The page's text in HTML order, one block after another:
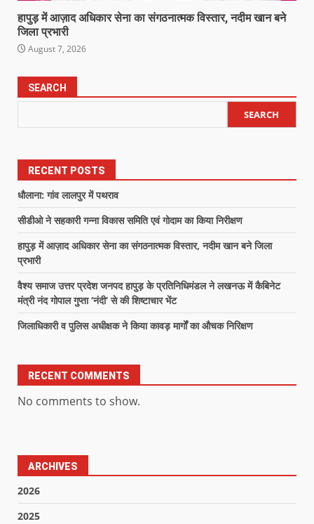
हापुड़ में आज़ाद अधिकार सेना का संगठनात्मक विस्तार, नदीम खान बने
जिला प्रभारी
August 7, 2026
SEARCH
SEARCH
RECENT POSTS
धौलाना: गांव लालपुर में पथराव
सीडीओ ने सहकारी गन्ना विकास समिति एवं गोदाम का किया निरीक्षण
हापुड़ में आज़ाद अधिकार सेना का संगठनात्मक विस्तार, नदीम खान बने जिला
प्रभारी
वैश्य समाज उत्तर प्रदेश जनपद हापुड़ के प्रतिनिधिमंडल ने लखनऊ में कैबिनेट
मंत्री नंद गोपाल गुप्ता ‘नंदी’ से की शिष्टाचार भेंट
जिलाधिकारी व पुलिस अधीक्षक ने किया कावड़ मार्गों का औचक निरिक्षण
RECENT COMMENTS
No comments to show.
ARCHIVES
2026
2025